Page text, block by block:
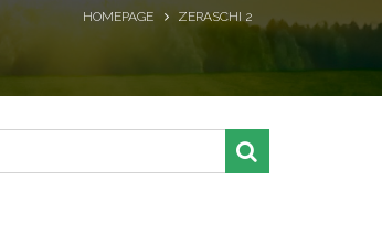
HOMEPAGE ZERASCHI 2